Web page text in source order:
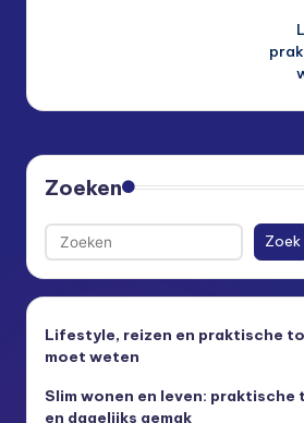
Zoeken
Zoek
Lifestyle, reizen en praktische
moet weten
Slim wonen en leven: praktische
en dagelijks gemak